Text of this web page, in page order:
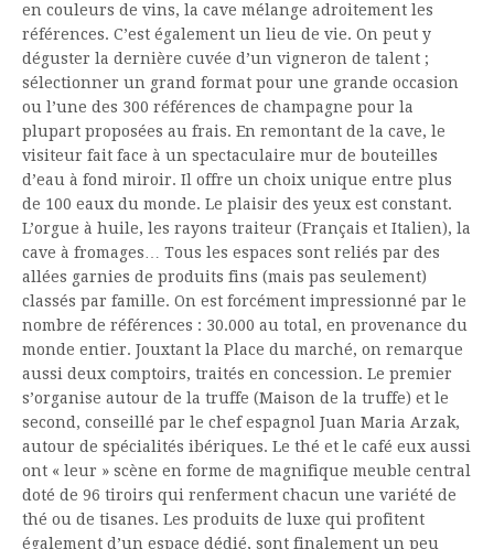
en couleurs de vins, la cave mélange adroitement les
références. C’est également un lieu de vie. On peut y
déguster la dernière cuvée d’un vigneron de talent ;
sélectionner un grand format pour une grande occasion
ou l’une des 300 références de champagne pour la
plupart proposées au frais. En remontant de la cave, le
visiteur fait face à un spectaculaire mur de bouteilles
d’eau à fond miroir. Il offre un choix unique entre plus
de 100 eaux du monde. Le plaisir des yeux est constant.
L’orgue à huile, les rayons traiteur (Français et Italien), la
cave à fromages… Tous les espaces sont reliés par des
allées garnies de produits fins (mais pas seulement)
classés par famille. On est forcément impressionné par le
nombre de références : 30.000 au total, en provenance du
monde entier. Jouxtant la Place du marché, on remarque
aussi deux comptoirs, traités en concession. Le premier
s’organise autour de la truffe (Maison de la truffe) et le
second, conseillé par le chef espagnol Juan Maria Arzak,
autour de spécialités ibériques. Le thé et le café eux aussi
ont « leur » scène en forme de magnifique meuble central
doté de 96 tiroirs qui renferment chacun une variété de
thé ou de tisanes. Les produits de luxe qui profitent
également d’un espace dédié, sont finalement un peu